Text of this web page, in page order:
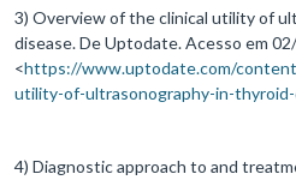
3) Overview of the clinical utility of
disease. De Uptodate. Acesso em
<https://www.uptodate.com/
utility-of-ultrasonography-in-
4) Diagnostic approach to and